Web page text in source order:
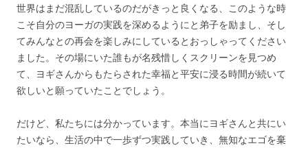
世界はまだ混乱しているのだがきっと良くなる、このような時
こそ自分のヨーガの実践を深めるようにと弟子を励まし、そし
てみんなとの再会を楽しみにしているとおっしゃってください
ました。その場にいた誰もが名残惜しくスクリーンを見つめ
て、ヨギさんからもたらされた幸福と平安に浸る時間が続いて
欲しいと願っていたことでしょう。
だけど、私たちには分かっています。本当にヨギさんと共にい
たいなら、生活の中で一歩ずつ実践していき、無知なエゴを棄